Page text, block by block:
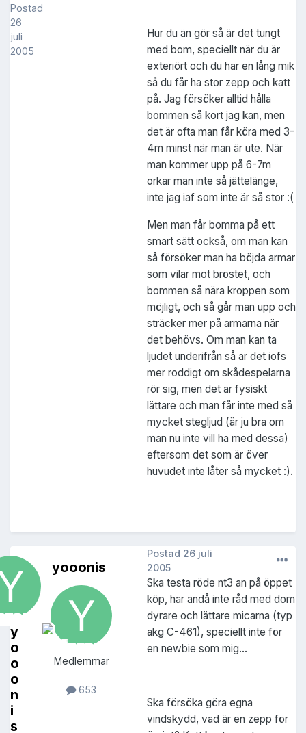
Postad
26
juli
2005
Hur du än gör så är det tungt
med bom, speciellt när du är
exteriört och du har en lång mik
så du får ha stor zepp och katt
på. Jag försöker alltid hålla
bommen så kort jag kan, men
det är ofta man får köra med 3-
4m minst när man är ute. När
man kommer upp på 6-7m
orkar man inte så jättelänge,
inte jag iaf som inte är så stor :(
Men man får bomma på ett
smart sätt också, om man kan
så försöker man ha böjda armar
som vilar mot bröstet, och
bommen så nära kroppen som
möjligt, och så går man upp och
sträcker mer på armarna när
det behövs. Om man kan ta
ljudet underifrån så är det iofs
mer roddigt om skådespelarna
rör sig, men det är fysiskt
lättare och man får inte med så
mycket stegljud (är ju bra om
man nu inte vill ha med dessa)
eftersom det som är över
huvudet inte låter så mycket :).
y
o
o
o
n
i
s
yooonis
Medlemmar
653
Postad 26 juli
2005
Ska testa röde nt3 an på öppet
köp, har ändå inte råd med dom
dyrare och lättare micarna (typ
akg C-461), speciellt inte för
en newbie som mig...
Ska försöka göra egna
vindskydd, vad är en zepp för